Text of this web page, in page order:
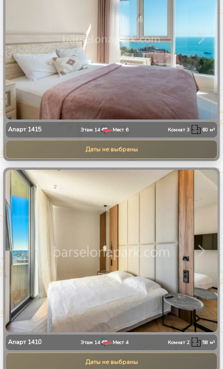
Апарт 1415 Этаж 14 Мест 6 Комнат3 60 м²
Даты не выбраны
Апарт 1410 Этаж 14 Мест 4 Комнат2 58 м²
Даты не выбраны